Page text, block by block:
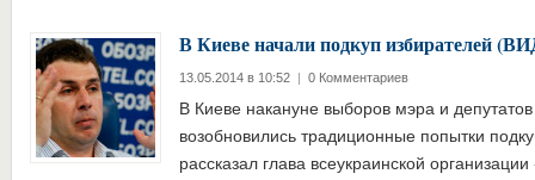
В Киеве начали подкуп избирателей
13.05.2014 в 10:52 | 0 Комментариев
В Киеве накануне выборов мэра и депутатов
возобновились традиционные попытки
рассказал глава всеукраинской